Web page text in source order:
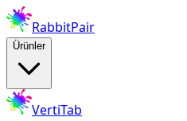
RabbitPair
Ürünler
VertiTab